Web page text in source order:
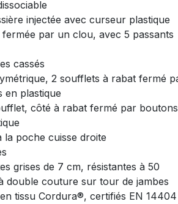
injectée avec curseur plastique
par un clou, avec 5 passants
cassés
2 soufflets à rabat fermé
en plastique
côté à rabat fermé par boutons
la poche cuisse droite
grises de 7 cm, résistantes à 50
double couture sur tour de jambes
tissu Cordura®, certifiés EN 14404